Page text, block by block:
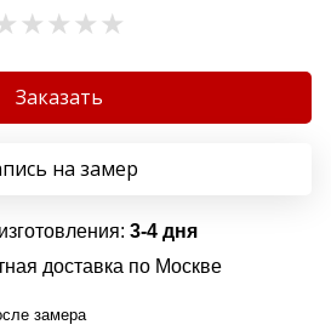
Заказать
на замер
3-4 дня
доставка по Москве
замера